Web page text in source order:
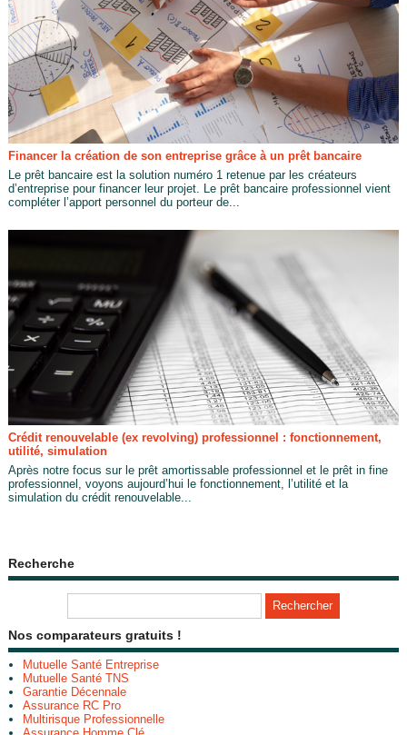
Financer la création de son entreprise grâce à un prêt bancaire
Le prêt bancaire est la solution numéro 1 retenue par les créateurs
d’entreprise pour financer leur projet. Le prêt bancaire professionnel vient
compléter l’apport personnel du porteur de...
Crédit renouvelable (ex revolving) professionnel : fonctionnement,
utilité, simulation
Après notre focus sur le prêt amortissable professionnel et le prêt in fine
professionnel, voyons aujourd’hui le fonctionnement, l’utilité et la
simulation du crédit renouvelable...
Recherche
Nos comparateurs gratuits !
Mutuelle Santé Entreprise
Mutuelle Santé TNS
Garantie Décennale
Assurance RC Pro
Multirisque Professionnelle